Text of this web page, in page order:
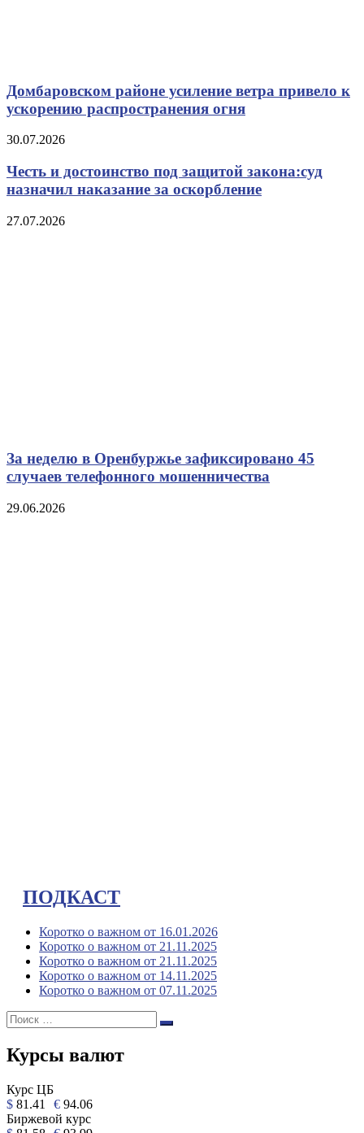
Домбаровском районе усиление ветра привело к
ускорению распространения огня
30.07.2026
Честь и достоинство под защитой закона:суд
назначил наказание за оскорбление
27.07.2026
За неделю в Оренбуржье зафиксировано 45
случаев телефонного мошенничества
29.06.2026
ПОДКАСТ
Коротко о важном от 16.01.2026
Коротко о важном от 21.11.2025
Коротко о важном от 21.11.2025
Коротко о важном от 14.11.2025
Коротко о важном от 07.11.2025
Поиск:
Поиск
Курсы валют
Курс ЦБ
$ 81.41 € 94.06
Биржевой курс